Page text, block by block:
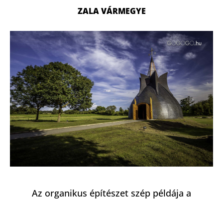
ZALA VÁRMEGYE
Az organikus építészet szép példája a